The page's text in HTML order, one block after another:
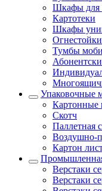
Шкафы для
Картотеки
Шкафы
Тумбы
Упаковочные
Картонные
Скотч
Паллетная
Воздушно-
Картон
Верстаки
Верстаки